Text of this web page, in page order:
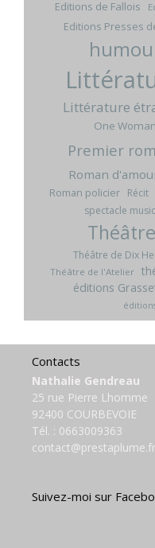
Editions de Fallois
Editions Presses
Littérature
One
Premier
Roman
Roman policier Récit
spectacle
Théâtre
Théâtre de Dix
Théâtre de l'Atelier
éditions
Contacts
Nathalie Gendreau
25 rue Pierre Lhomme
92400 COURBEVOIE
Tél. : 0663009363
contact@prestaplume.fr
Suivez-moi sur